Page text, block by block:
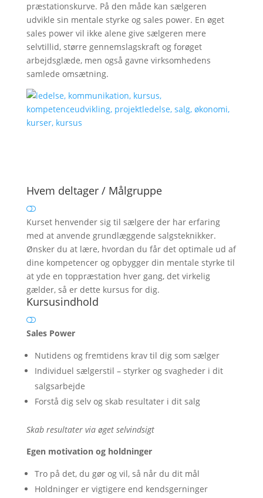
præstationskurve. På den måde kan sælgeren
udvikle sin mentale styrke og sales power. En øget
sales power vil ikke alene give sælgeren mere
selvtillid, større gennemslagskraft og forøget
arbejdsglæde, men også gavne virksomhedens
samlede omsætning.
Hvem deltager / Målgruppe
Kurset henvender sig til sælgere der har erfaring
med at anvende grundlæggende salgsteknikker.
Ønsker du at lære, hvordan du får det optimale ud af
dine kompetencer og opbygger din mentale styrke til
at yde en toppræstation hver gang, det virkelig
gælder, så er dette kursus for dig.
Kursusindhold
Sales Power
Nutidens og fremtidens krav til dig som sælger
Individuel sælgerstil – styrker og svagheder i dit
salgsarbejde
Forstå dig selv og skab resultater i dit salg
Skab resultater via øget selvindsigt
Egen motivation og holdninger
Tro på det, du gør og vil, så når du dit mål
Holdninger er vigtigere end kendsgerninger